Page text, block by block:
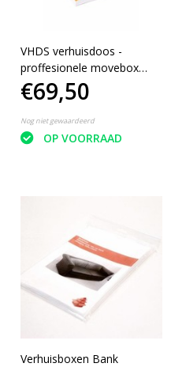
VHDS verhuisdoos -
proffesionele movebox
verhuisdoos
€69,50
Nog niet gewaardeerd
OP VOORRAAD
Verhuisboxen Bank